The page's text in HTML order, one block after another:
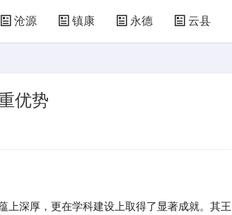
沧源 镇康 永德 云县
优势
上深厚，更在学科建设上取得了显著成就。其王